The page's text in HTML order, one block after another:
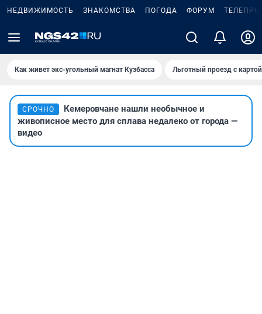
НЕДВИЖИМОСТЬ ЗНАКОМСТВА ПОГОДА ФОРУМ
Как живет экс-угольный магнат Кузбасса Льготный проезд с
СРОЧНО
Кемеровчане нашли необычное и
живописное место для сплава недалеко от города —
видео